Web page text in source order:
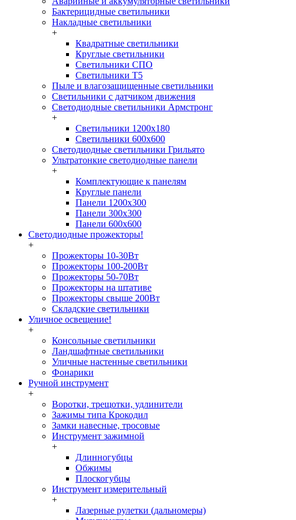
Бактерицидные светильники
Накладные светильники
+
Квадратные светильники
Круглые светильники
Светильники СПО
Светильники Т5
Пыле и влагозащищенные светильники
Светильники с датчиком движения
Светодиодные светильники Армстронг
+
Светильники 1200х180
Светильники 600х600
Светодиодные светильники Грильято
Ультратонкие светодиодные панели
+
Комплектующие к панелям
Круглые панели
Панели 1200х300
Панели 300х300
Панели 600х600
Светодиодные прожекторы!
+
Прожекторы 10-30Вт
Прожекторы 100-200Вт
Прожекторы 50-70Вт
Прожекторы на штативе
Прожекторы свыше 200Вт
Складские светильники
Уличное освещение!
+
Консольные светильники
Ландшафтные светильники
Уличные настенные светильники
Фонарики
Ручной инструмент
+
Воротки, трещотки, удлинители
Зажимы типа Крокодил
Замки навесные, тросовые
Инструмент зажимной
+
Длинногубцы
Обжимы
Плоскогубцы
Инструмент измерительный
+
Лазерные рулетки (дальномеры)